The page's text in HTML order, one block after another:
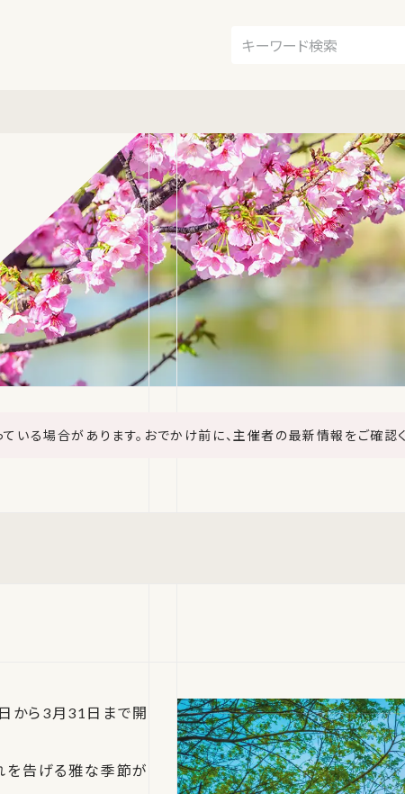
いる場合があります。おでかけ前に、主催者の最新情報をご確認
から3月31日まで開
を告げる雅な季節が